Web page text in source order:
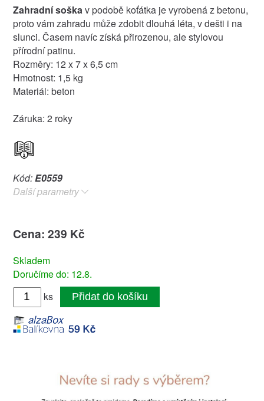
Zahradní soškav podobě koťátka je vyrobená z betonu,
proto vám zahradu může zdobit dlouhá léta, v dešti i na
slunci. Časem navíc získá přirozenou, ale stylovou
přírodní patinu.
Rozměry: 12 x 7 x 6,5 cm
Hmotnost: 1,5 kg
Materiál: beton
Záruka: 2 roky
Kód:E0559
Další parametry
Cena: 239 Kč
Skladem
Doručíme do: 12.8.
ks
Přidat do košíku